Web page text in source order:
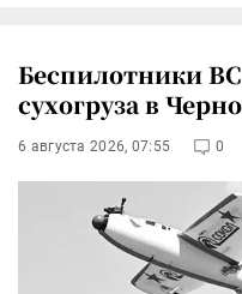
Беспилотники
сухогруза в
6 августа 2026, 07:55 0